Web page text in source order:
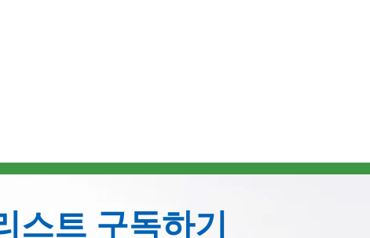
스트 구독하기